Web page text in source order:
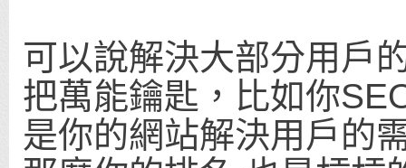
可以說解決大部分用戶
把萬能鑰匙，比如你
是你的網站解決用戶的